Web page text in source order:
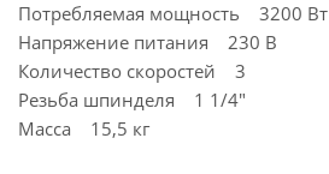
Потребляемая мощность 3200 Вт
Напряжение питания 230 В
Количество скоростей 3
Резьба шпинделя 1 1/4"
Масса 15,5 кг